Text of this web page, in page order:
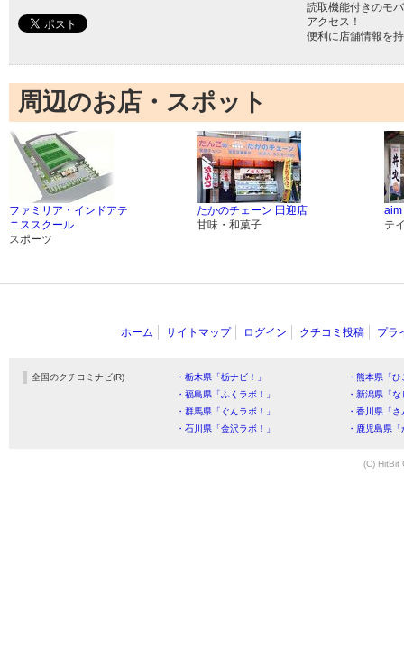
読取機能付きのモ
アクセス！
便利に店舗情報を
周辺のお店・スポット
ファミリア・インドアテ
ニススクール
スポーツ
たかのチェーン 田迎店
甘味・和菓子
aim
テ
ホーム サイトマップ ログイン クチコミ投稿 プラ
全国のクチコミナビ(R) ・栃木県「栃ナビ！」
・熊本県「
・福島県「ふくラボ！」
・新潟県「
・群馬県「ぐんラボ！」
・香川県「
・石川県「金沢ラボ！」
・鹿児島県
(C) HitBit